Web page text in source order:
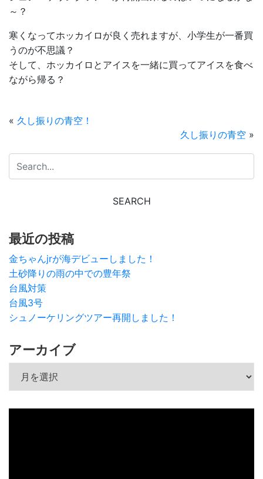
～？
寒くなってホッカイロが良く売れますが、小学生が一番買
うのが不思議？
そして、ホッカイロとアイスを一緒に買ってアイスを食べ
ながら帰る？
« 久し振りの青空！
久し振りの青空 »
最近の投稿
金ちゃんjrが海デビューしました！
土砂降りの雨の中での豊年祭
台風対策
台風3号
シュノーケリングツアー再開しました！
アーカイブ